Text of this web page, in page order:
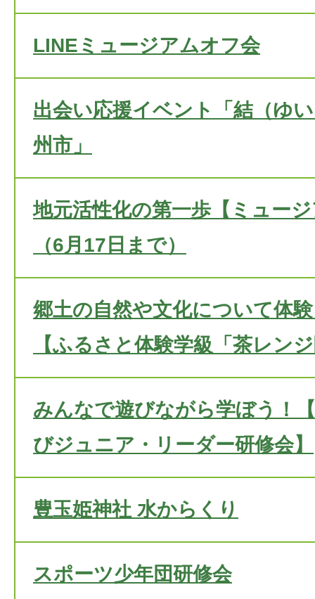
LINEミュージアムオフ会
出会い応援イベント「結（ゆ
州市」
地元活性化の第一歩【ミュー
（6月17日まで）
郷土の自然や文化について体
【ふるさと体験学級「茶レン
みんなで遊びながら学ぼう！
びジュニア・リーダー研修会】
豊玉姫神社 水からくり
スポーツ少年団研修会